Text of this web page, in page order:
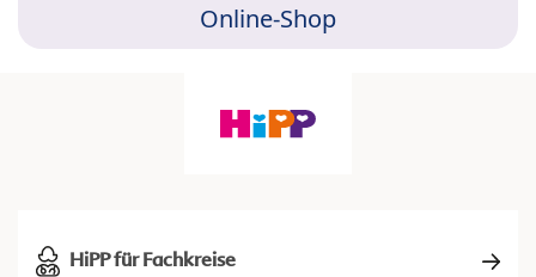
Online-Shop
HiPP für Fachkreise